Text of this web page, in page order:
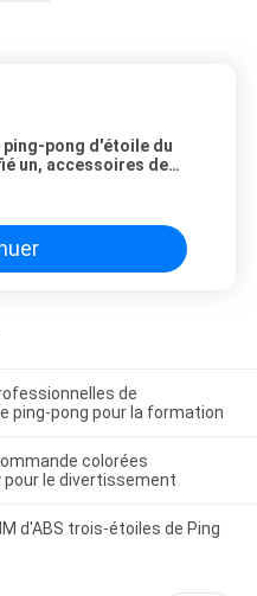
ping-pong d'étoile du
un, accessoires de
de
ping-pong pour la formation
colorées
pour le divertissement
d'ABS trois-étoiles de Ping